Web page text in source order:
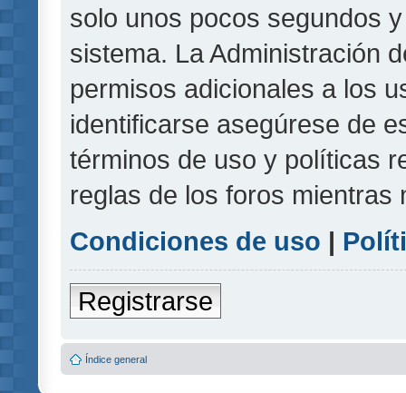
solo unos pocos segundos
sistema. La Administración
permisos adicionales a los
identificarse asegúrese de
términos de uso y políticas
reglas de los foros mientras
Condiciones de uso |
Registrarse
Índice general